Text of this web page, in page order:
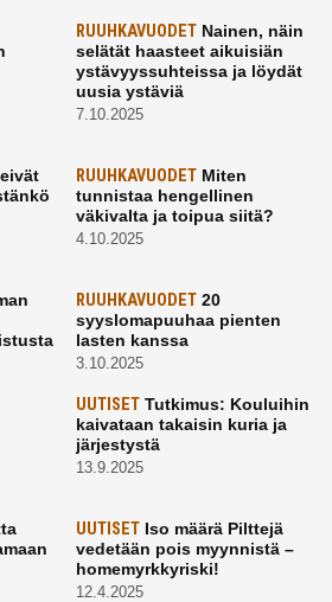
RUUHKAVUODETNainen, näin
selätät haasteet aikuisiän
ystävyyssuhteissa ja löydät
uusia ystäviä
7.10.2025
RUUHKAVUODETMiten
tunnistaa hengellinen
väkivalta ja toipua siitä?
4.10.2025
RUUHKAVUODET20
syyslomapuuhaa pienten
lasten kanssa
3.10.2025
UUTISETTutkimus: Kouluihin
kaivataan takaisin kuria ja
järjestystä
13.9.2025
UUTISETIso määrä Pilttejä
vedetään pois myynnistä –
homemyrkkyriski!
12.4.2025